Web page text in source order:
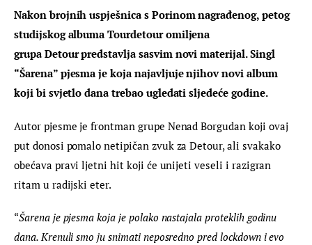
Nakon brojnih uspješnica s Porinom nagrađenog, petog
studijskog albuma Tourdetour omiljena
grupa Detour predstavlja sasvim novi materijal. Singl
“Šarena” pjesma je koja najavljuje njihov novi album
koji bi svjetlo dana trebao ugledati sljedeće godine.
Autor pjesme je frontman grupe Nenad Borgudan koji ovaj
put donosi pomalo netipičan zvuk za Detour, ali svakako
obećava pravi ljetni hit koji će unijeti veseli i razigran
ritam u radijski eter.
“Šarena je pjesma koja je polako nastajala proteklih godinu
dana. Krenuli smo ju snimati neposredno pred lockdown i evo